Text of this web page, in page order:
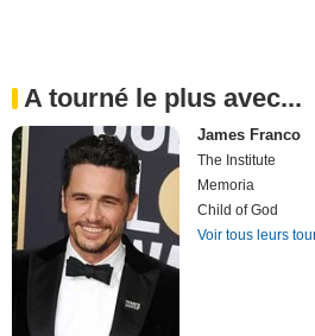
A tourné le plus avec...
James Franco
The Institute
Memoria
Child of God
Voir tous leurs